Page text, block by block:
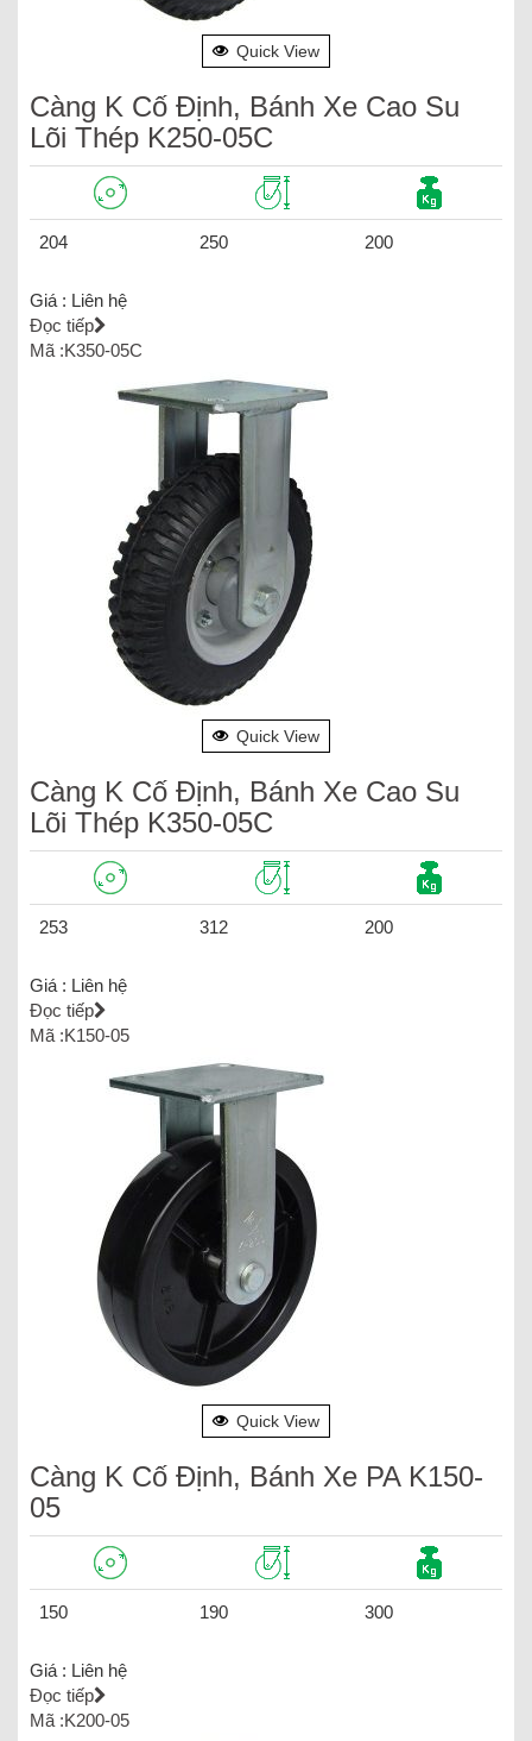
Quick View
Càng K Cố Định, Bánh Xe Cao Su
Lõi Thép K250-05C
204 250 200
Giá : Liên hệ
Đọc tiếp
Mã :K350-05C
Quick View
Càng K Cố Định, Bánh Xe Cao Su
Lõi Thép K350-05C
253 312 200
Giá : Liên hệ
Đọc tiếp
Mã :K150-05
Quick View
Càng K Cố Định, Bánh Xe PA K150-
05
150 190 300
Giá : Liên hệ
Đọc tiếp
Mã :K200-05